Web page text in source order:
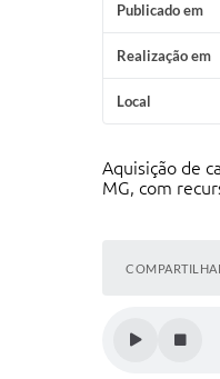
Publicado em
Realização em
Local
Aquisição de
MG, com